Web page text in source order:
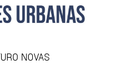
NOVAS